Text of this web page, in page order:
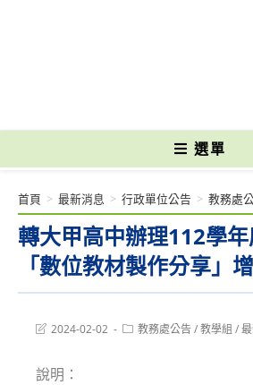
選單
轉大甲高中辦理112學
「數位教材製作分享」
首頁 > 最新消息 > 行政單位公告 > 教務處
Post2024-02-02
Post教務處公告/教學組 /
說明：